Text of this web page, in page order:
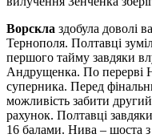
Ворскла здобула доволі
Тернополя. Полтавці
першого тайму завдяки
Андрущенка. По перерві
суперника. Перед
можливість забити
рахунок. Полтавці
16 балами. Нива – шоста